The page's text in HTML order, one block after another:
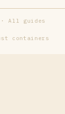
· All guides
containers